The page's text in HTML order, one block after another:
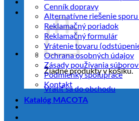
Žiadne produkty v košíku.
Vrátiť sa do obchodu
Cenník dopravy
Alternatívne riešenie sporu
Reklamačný poriadok
Reklamačný formulár
Vrátenie tovaru
Ochrana osobných údajov
Zásady používania
Podmienky spolupráce
Kontakt
Katalóg MACOTA